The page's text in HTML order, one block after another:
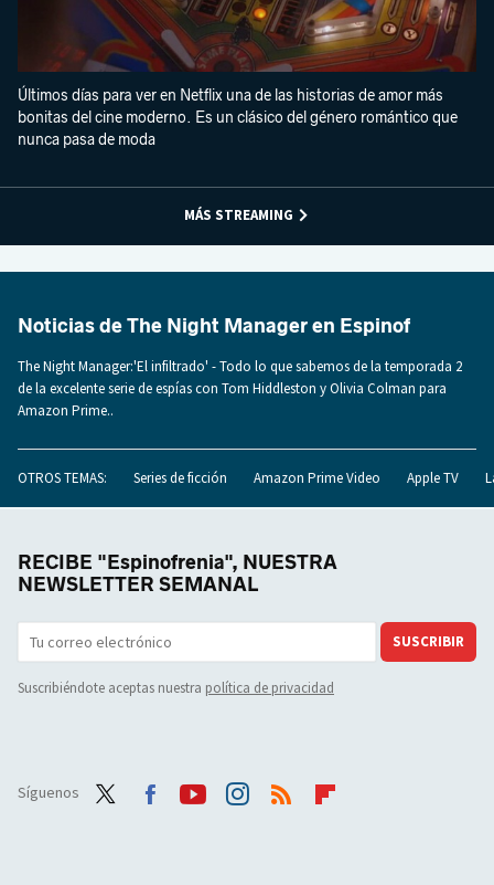
Últimos días para ver en Netflix una de las historias de amor más
bonitas del cine moderno. Es un clásico del género romántico que
nunca pasa de moda
MÁS STREAMING
Noticias de The Night Manager en Espinof
The Night Manager:'El infiltrado' - Todo lo que sabemos de la temporada 2
de la excelente serie de espías con Tom Hiddleston y Olivia Colman para
Amazon Prime..
OTROS TEMAS: Series de ficción Amazon Prime Video Apple TV
RECIBE "Espinofrenia", NUESTRA
NEWSLETTER SEMANAL
SUSCRIBIR
Suscribiéndote aceptas nuestra política de privacidad
Síguenos